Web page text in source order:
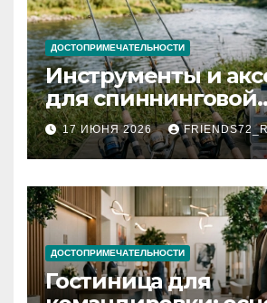
ДОСТОПРИМЕЧАТЕЛЬНОСТИ
Инструменты и
для спиннинговой
рыбалки:
типы
17 ИЮНЯ 2026
ДОСТОПРИМЕЧАТЕЛЬНОСТИ
Гостиница для